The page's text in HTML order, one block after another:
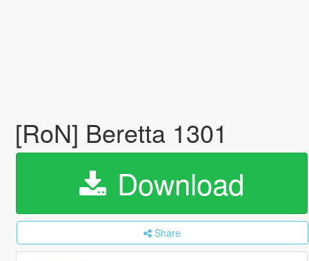
[RoN] Beretta 1301
Download
Share